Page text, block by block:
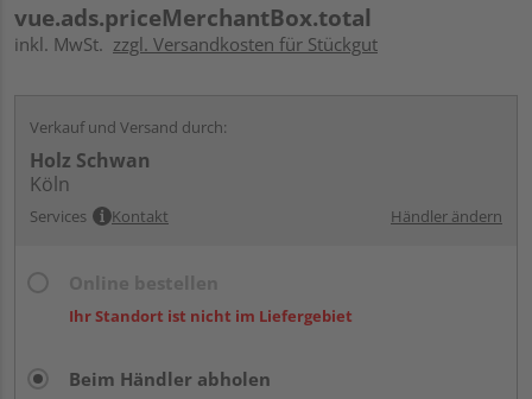
vue.ads.priceMerchantBox.total
inkl. MwSt. zzgl. Versandkosten für Stückgut
Verkauf und Versand durch:
Holz Schwan
Köln
Services Kontakt Händler ändern
Ihr Standort ist nicht im Liefergebiet
Beim Händler abholen